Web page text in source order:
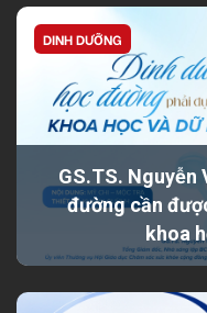
DINH DƯỠNG
GS.TS. Nguyễn
đường cần
khoa